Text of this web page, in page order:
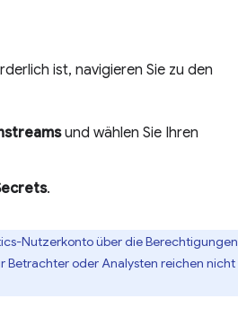
ist, navigieren Sie zu den
und wählen Sie Ihren
.
Nutzerkonto über die Berechtigungen
oder Analysten reichen nicht